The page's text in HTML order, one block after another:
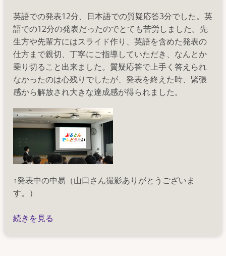
英語での発表12分、日本語での質疑応答3分でした。英
語での12分の発表だったのでとても苦労しました。先
生方や先輩方にはスライド作り、英語を含めた発表の
仕方まで親切、丁寧にご指導していただき、なんとか
乗り切ること出来ました。質疑応答で上手く答えられ
なかったのは心残りでしたが、発表を終えた時、緊張
感から解放され大きな達成感が得られました。
↑発表中の中易（山口さん撮影ありがとうございま
す。）
2022
続きを見る